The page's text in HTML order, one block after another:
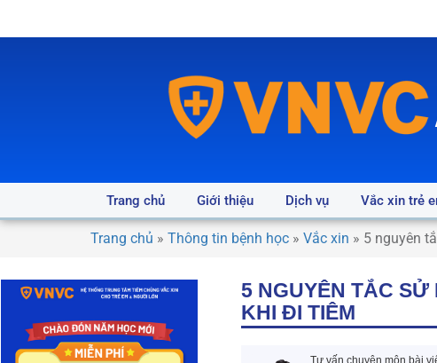
Trang chủ Giới thiệu Dịch vụ Vắc xin trẻ
Trang chủ » Thông tin bệnh học » Vắc xin » 5 nguyên
5 NGUYÊN TẮC
KHI ĐI TIÊM
Tư vấn chuyên môn bài